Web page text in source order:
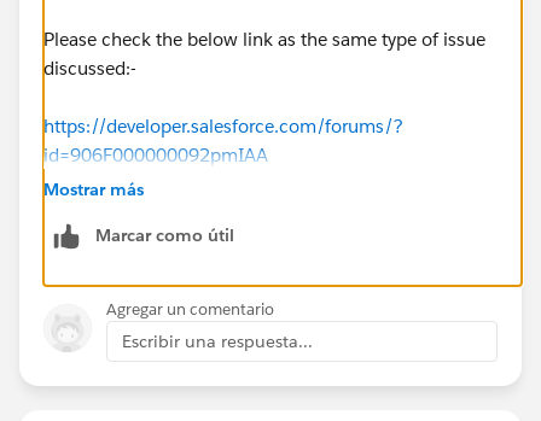
Please check the below link as the same type of issue
discussed:-
https://developer.salesforce.com/forums/?
id=906F000000092pmIAA
Thanks
Piyush.
Mostrar más
Marcar como útil
Agregar un comentario
Escribir una respuesta...